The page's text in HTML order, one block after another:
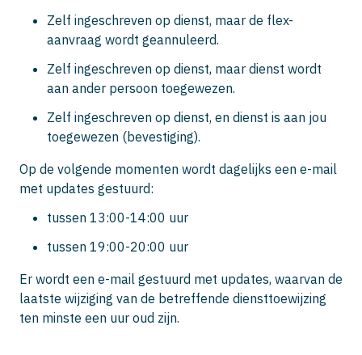
Zelf ingeschreven op dienst, maar de flex-
aanvraag wordt geannuleerd.
Zelf ingeschreven op dienst, maar dienst wordt
aan ander persoon toegewezen.
Zelf ingeschreven op dienst, en dienst is aan jou
toegewezen (bevestiging).
Op de volgende momenten wordt dagelijks een e-mail
met updates gestuurd:
tussen 13:00-14:00 uur
tussen 19:00-20:00 uur
Er wordt een e-mail gestuurd met updates, waarvan de
laatste wijziging van de betreffende diensttoewijzing
ten minste een uur oud zijn.